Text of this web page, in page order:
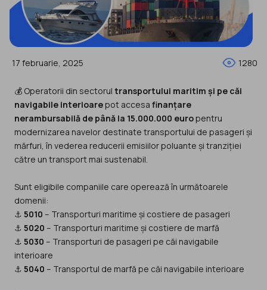
17 februarie, 2025 1280
💰 Operatorii din sectorul transportului maritim și pe căi
navigabile interioarepot accesa finanțare
nerambursabilă de până la 15.000.000 europentru
modernizarea navelor destinate transportului de pasageri și
mărfuri, în vederea reducerii emisiilor poluante și tranziției
către un transport mai sustenabil.
Sunt eligibile companiile care operează în următoarele
domenii:
⚓ 5010 – Transporturi maritime și costiere de pasageri
⚓ 5020 – Transporturi maritime și costiere de marfă
⚓ 5030 – Transporturi de pasageri pe căi navigabile
interioare
⚓ 5040 – Transportul de marfă pe căi navigabile interioare